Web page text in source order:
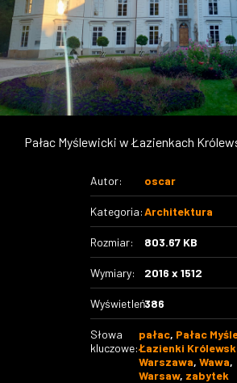
Pałac Myślewicki w Łazienkach
Autor: oscar
Kategoria:Architektura
Rozmiar: 803.67 KB
Wymiary: 2016 x 1512
Wyświetleń:386
Słowa
kluczowe:
pałac, Pałac
Łazienki
Warszawa, Wawa,
Warsaw, zabytek